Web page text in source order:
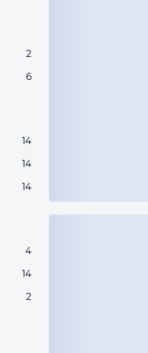
2
6
14
14
14
4
14
2